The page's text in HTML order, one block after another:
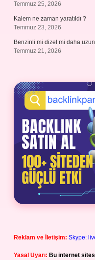
Temmuz 25, 2026
Kalem ne zaman yaratıldı ?
Temmuz 23, 2026
Benzinli mi dizel mi daha
Temmuz 21, 2026
Reklam ve İletişim: Skype:
Yasal Uyarı: Bu internet